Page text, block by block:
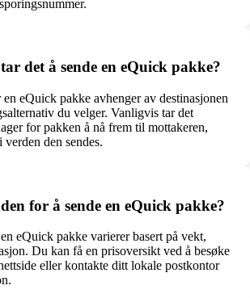
det å sende en eQuick pakke?
eQuick pakke avhenger av destinasjonen
du velger. Vanligvis tar det
for pakken å nå frem til mottakeren,
den sendes.
for å sende en eQuick pakke?
eQuick pakke varierer basert på vekt,
Du kan få en prisoversikt ved å besøke
eller kontakte ditt lokale postkontor